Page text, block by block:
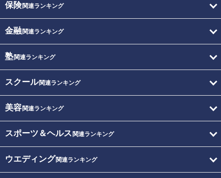
保険関連ランキング
金融関連ランキング
塾関連ランキング
スクール関連ランキング
美容関連ランキング
スポーツ＆ヘルス 関連ランキング
ウエディング関連ランキング